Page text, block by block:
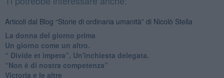
Articoli dal Blog “Storie di ordinaria umanità” di Nicolò Stella
​La donna del giorno prima
​Un giorno come un altro.
​“ Divide et impera”. Un'inchiesta delegata.
“Non è di nostra competenza”
​Victoria e le altre